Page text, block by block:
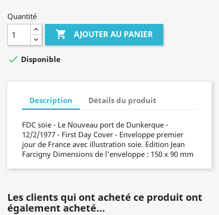
Quantité
 AJOUTER AU PANIER
 Disponible
Description Détails du produit
FDC soie - Le Nouveau port de Dunkerque -
12/2/1977 - First Day Cover - Enveloppe premier
jour de France avec illustration soie. Edition Jean
Farcigny Dimensions de l'enveloppe : 150 x 90 mm
Les clients qui ont acheté ce produit ont
également acheté...